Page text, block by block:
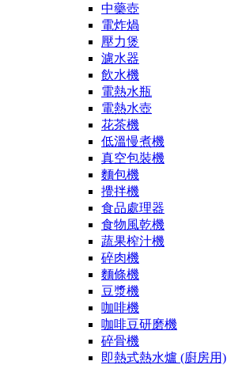
中藥壺
電炸煱
壓力煲
濾水器
飲水機
電熱水瓶
電熱水壺
花茶機
低溫慢煮機
真空包裝機
麵包機
攪拌機
食品處理器
食物風乾機
蔬果榨汁機
碎肉機
麵條機
豆漿機
咖啡機
咖啡豆研磨機
碎骨機
即熱式熱水爐 (廚房用)